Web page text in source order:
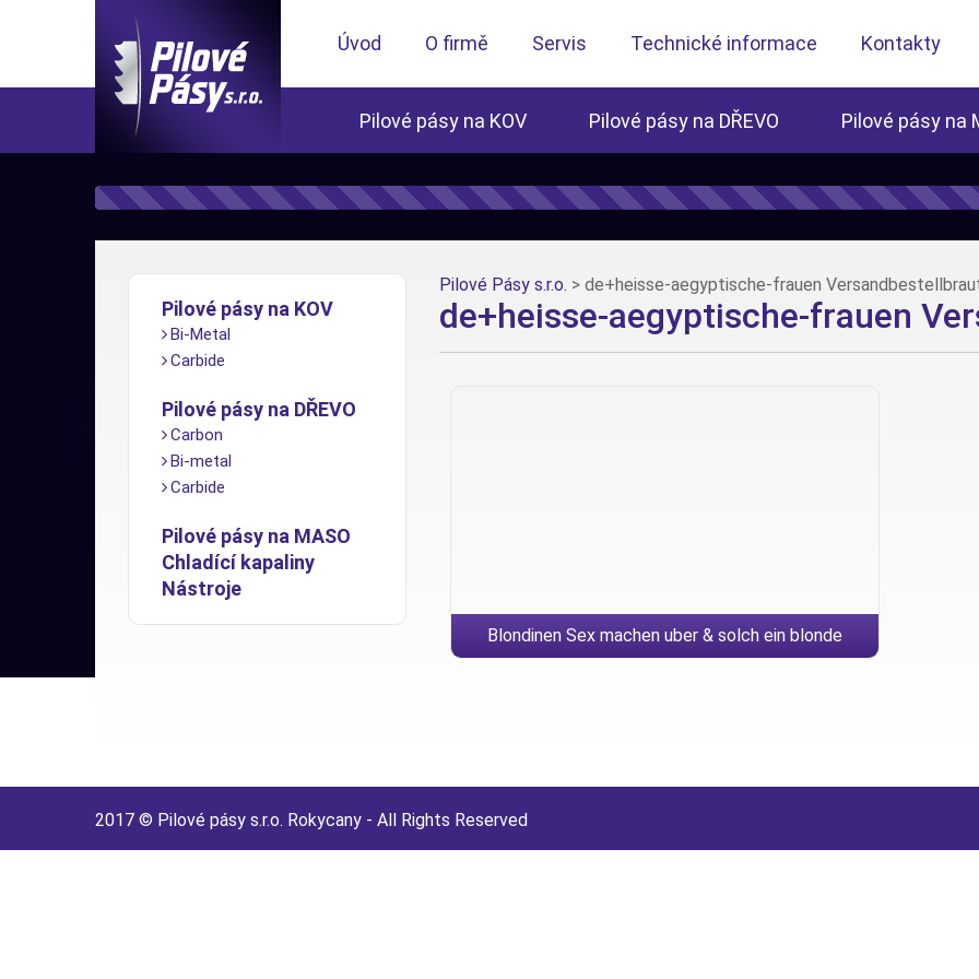
Úvod O firmě Servis Technické informace Kontakty
Pilové pásy na KOV Pilové pásy na DŘEVO Pilové pásy na
Pilové pásy na KOV
Bi-Metal
Carbide
Pilové pásy na DŘEVO
Carbon
Bi-metal
Carbide
Pilové pásy na MASO
Chladící kapaliny
Nástroje
Pilové Pásy s.r.o. > de+heisse-aegyptische-frauen
de+heisse-aegyptische-frauen
Blondinen Sex machen uber & solch ein blonde
2017 © Pilové pásy s.r.o. Rokycany - All Rights Reserved